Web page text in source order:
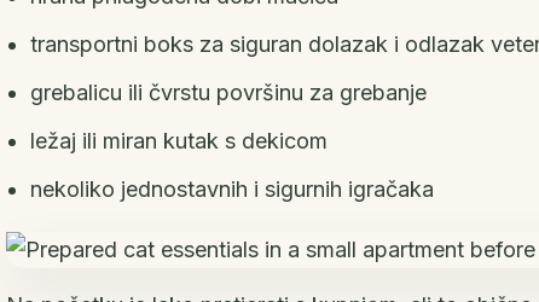
transportni boks za siguran dolazak i odlazak
grebalicu ili čvrstu površinu za grebanje
ležaj ili miran kutak s dekicom
nekoliko jednostavnih i sigurnih igračaka